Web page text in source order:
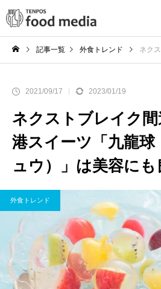
記事一覧 外食トレンド ネクストブレイ
2021/09/17 2023/01/19
ネクストブレイク
港スイーツ「九龍球
ュウ）」は美容にも
外食トレンド